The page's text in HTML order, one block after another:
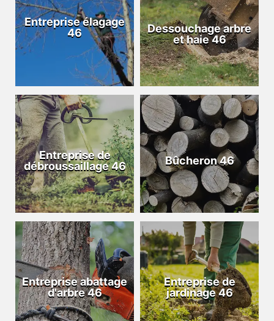
Entreprise élagage
46
Dessouchage arbre
et haie 46
Entreprise de
débroussaillage 46
Bûcheron 46
Entreprise abattage
d'arbre 46
Entreprise de
jardinage 46